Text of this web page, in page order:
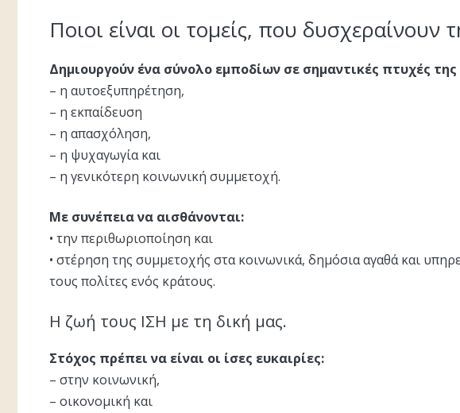
Ποιοι είναι οι τομείς, που
Δημιουργούν ένα σύνολο εμποδίων σε σημαντικές πτυχές
– η αυτοεξυπηρέτηση,
– η εκπαίδευση
– η απασχόληση,
– η ψυχαγωγία και
– η γενικότερη κοινωνική συμμετοχή.
Με συνέπεια να αισθάνονται:
• την περιθωριοποίηση και
• στέρηση της συμμετοχής στα κοινωνικά, δημόσια αγαθά και
τους πολίτες ενός κράτους.
Η ζωή τους ΙΣΗ με τη δική μας.
Στόχος πρέπει να είναι οι ίσες ευκαιρίες:
– στην κοινωνική,
– οικονομική και